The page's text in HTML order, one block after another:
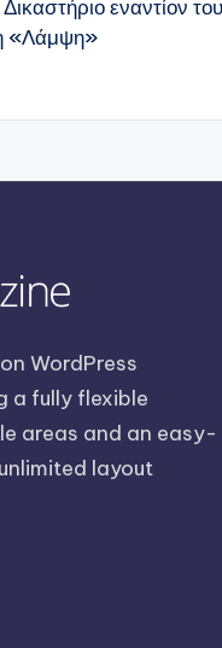
εναντίον του
«Λάμψη»
WordPress
a fully flexible
areas and an easy-
layout